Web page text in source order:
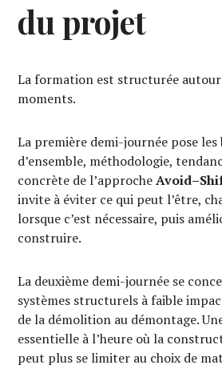
du projet
La formation est structurée
moments.
La première demi-journée pose les
d’ensemble, méthodologie,
concrète de l’approche
invite à éviter ce qui peut l’être,
lorsque c’est nécessaire, puis
construire.
La deuxième demi-journée se
systèmes structurels à faible
de la démolition au démontage.
essentielle à l’heure où la
peut plus se limiter au choix de